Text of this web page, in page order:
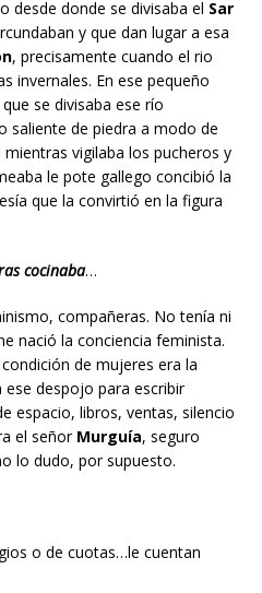
desde donde se divisaba el Sar
y que dan lugar a esa
, precisamente cuando el rio
invernales. En ese pequeño
se divisaba ese río
saliente de piedra a modo de
mientras vigilaba los pucheros y
le pote gallego concibió la
que la convirtió en la figura
cocinaba…
compañeras. No tenía ni
nació la conciencia feminista.
de mujeres era la
ese despojo para escribir
espacio, libros, ventas, silencio
el señor Murguía, seguro
lo dudo, por supuesto.
o de cuotas…le cuentan